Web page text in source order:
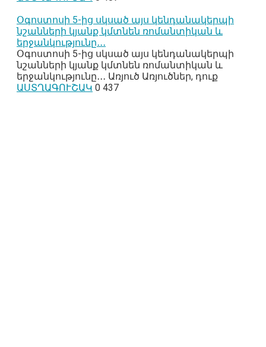
Օգոստոսի 5-ից սկսած այս կենդանակերպի
նշանների կյանք կմտնեն ռոմանտիկան և
երջանկությունը․․․
Օգոստոսի 5-ից սկսած այս կենդանակերպի
նշանների կյանք կմտնեն ռոմանտիկան և
երջանկությունը․․․ Առյուծ Առյուծներ, դուք
ԱՍՏՂԱԳՈՒՇԱԿ 0 437